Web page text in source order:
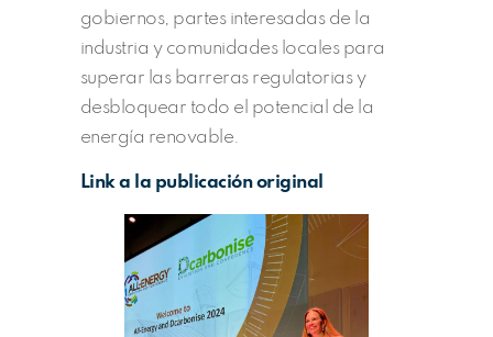
gobiernos, partes interesadas de la
industria y comunidades locales para
superar las barreras regulatorias y
desbloquear todo el potencial de la
energía renovable.
Link a la publicación original